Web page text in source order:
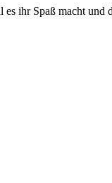
ihr Spaß macht und